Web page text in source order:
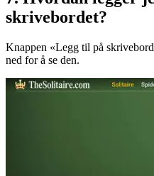
skrivebordet?
Knappen «Legg til på
ned for å se den.